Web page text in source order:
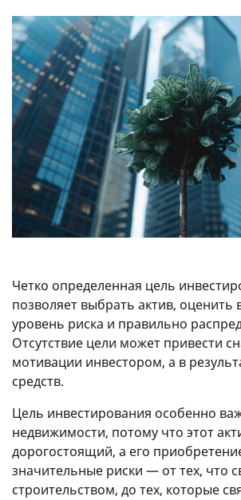
Четко определенная цель
позволяет выбрать актив,
уровень риска и правильно
Отсутствие цели может привести
мотивации инвестором, а в
средств.
Цель инвестирования особенно
недвижимости, потому что этот
дорогостоящий, а его
значительные риски — от тех, что
строительством, до тех, которые